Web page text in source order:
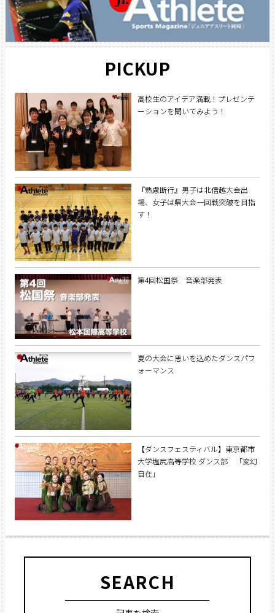
PICKUP
高校生のアイデア満載！プレゼンテ
ーションを聞いてみよう！
『熟慮断行』男子は北信越大会出
場、女子は県大会一回戦突破を目指
す！
第4回松国祭 音楽部発表
夏の大会に思いを込めたダンスパフ
ォーマンス
【ダンスフェスティバル】東京都市
大学塩尻高等学校 ダンス部 「変幻
自在」
SEARCH